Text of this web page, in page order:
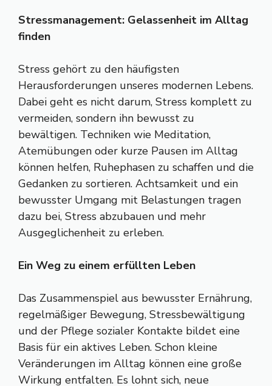
Stressmanagement: Gelassenheit im Alltag
finden
Stress gehört zu den häufigsten
Herausforderungen unseres modernen Lebens.
Dabei geht es nicht darum, Stress komplett zu
vermeiden, sondern ihn bewusst zu
bewältigen. Techniken wie Meditation,
Atemübungen oder kurze Pausen im Alltag
können helfen, Ruhephasen zu schaffen und die
Gedanken zu sortieren. Achtsamkeit und ein
bewusster Umgang mit Belastungen tragen
dazu bei, Stress abzubauen und mehr
Ausgeglichenheit zu erleben.
Ein Weg zu einem erfüllten Leben
Das Zusammenspiel aus bewusster Ernährung,
regelmäßiger Bewegung, Stressbewältigung
und der Pflege sozialer Kontakte bildet eine
Basis für ein aktives Leben. Schon kleine
Veränderungen im Alltag können eine große
Wirkung entfalten. Es lohnt sich, neue